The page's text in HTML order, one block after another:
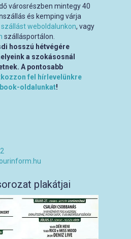
városrészben mintegy 40
és kemping várja
szállást weboldalunkon, vagy
szállásportálon.
hosszú hétvégére
a szokásosnál
A pontosabb
fel hírlevelünkre
oldalunkat!
plakátjai